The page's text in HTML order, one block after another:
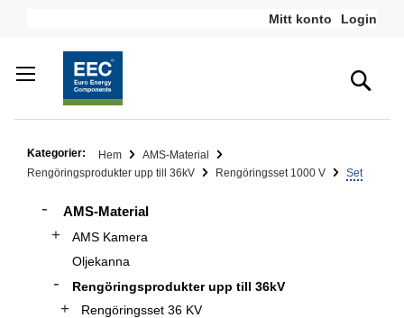
Mitt konto Login
Kategorier: Hem
AMS-Material
Rengöringsprodukter upp till 36kV
Rengöringsset 1000 V Set
AMS-Material
AMS Kamera
Oljekanna
Rengöringsprodukter upp till 36kV
Rengöringsset 36 KV